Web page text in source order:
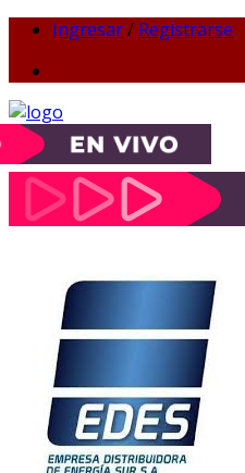
Ingresar/ Registrarse